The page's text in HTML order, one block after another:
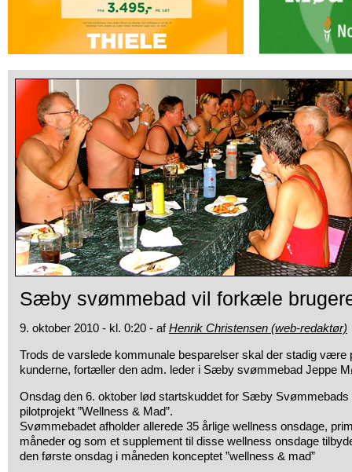
Sæby svømmebad vil forkæle
9. oktober 2010 - kl. 0:20 - afHenrik Christensen (web-redaktør)
Trods de varslede kommunale besparelser skal der stadig være
kunderne, fortæller den adm. leder i Sæby svømmebad Jeppe
Onsdag den 6. oktober lød startskuddet for Sæby Svømmebads
pilotprojekt ”Wellness & Mad”.
Svømmebadet afholder allerede 35 årlige wellness onsdage,
måneder og som et supplement til disse wellness onsdage
den første onsdag i måneden konceptet ”wellness & mad”